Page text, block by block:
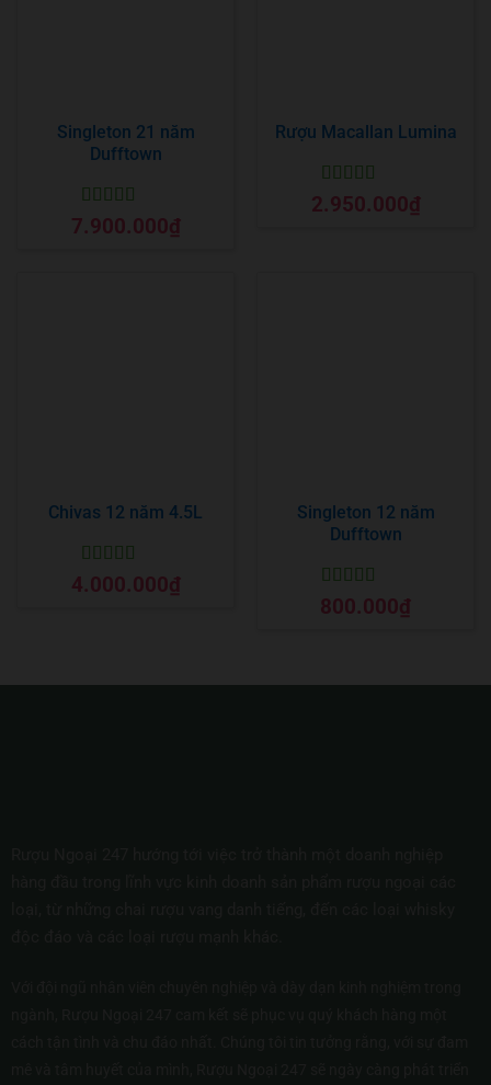
Singleton 21 năm
Dufftown
Được xếp
hạng55 sao
7.900.000₫
Rượu Macallan Lumina
Được xếp
hạng55 sao
2.950.000₫
Chivas 12 năm 4.5L
Được xếp
hạng55 sao
4.000.000₫
Singleton 12 năm
Dufftown
Được xếp
hạng55 sao
800.000₫